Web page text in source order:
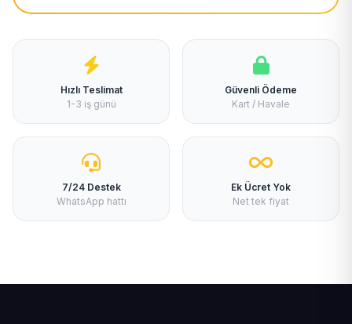
Hızlı Teslimat
1-3 iş günü
Güvenli Ödeme
Kart / Havale
7/24 Destek
WhatsApp hattı
Ek Ücret Yok
Net tek fiyat